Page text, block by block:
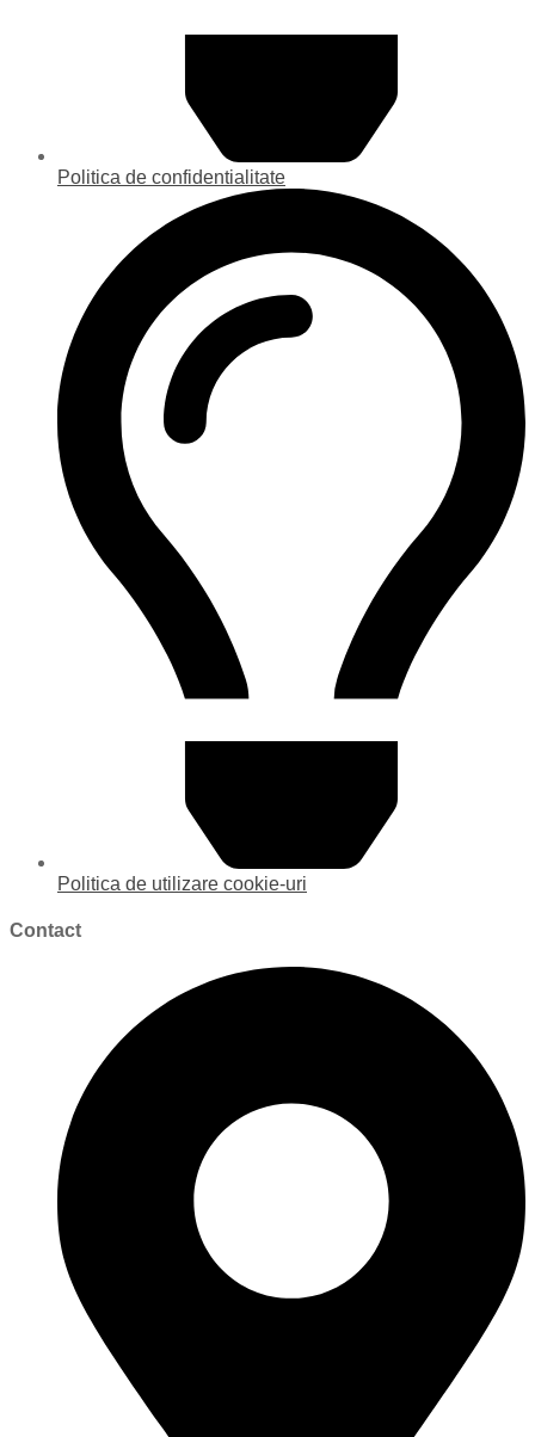
Politica de confidentialitate
Politica de utilizare cookie-uri
Contact